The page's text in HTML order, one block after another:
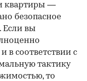
квартиры —
безопасное
Если вы
в соответствии с
тактику
то